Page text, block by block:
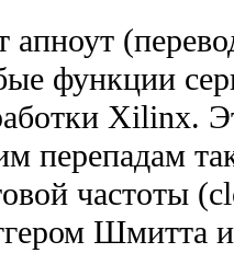
апноут
функции
Xilinx.
перепадам
частоты
Шмитта